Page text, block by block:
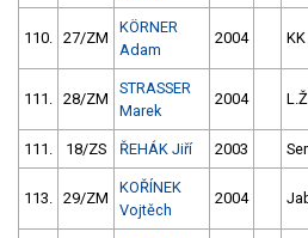
110. 27/ZM
KÖRNER
Adam
2004
111. 28/ZM
STRASSER
Marek
2004
111. 18/ZS ŘEHÁK Jiří 2003
113. 29/ZM
KOŘÍNEK
Vojtěch
2004